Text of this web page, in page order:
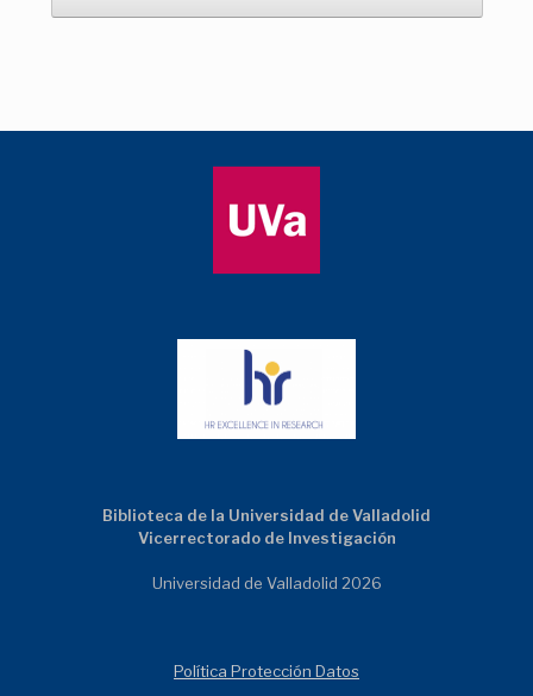
Biblioteca de la Universidad de Valladolid
Vicerrectorado de Investigación
Universidad de Valladolid 2026
Política Protección Datos